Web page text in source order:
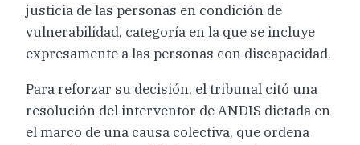
justicia de las personas en condición de
vulnerabilidad, categoría en la que se incluye
expresamente a las personas con discapacidad.
Para reforzar su decisión, el tribunal citó una
resolución del interventor de ANDIS dictada en
el marco de una causa colectiva, que ordena